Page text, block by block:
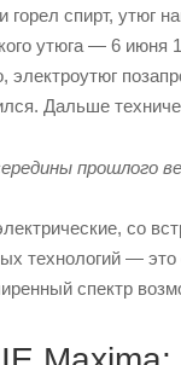
спирт, утюг
утюга — 6 июня
электроутюг
Дальше
прошлого
со
технологий —
спектр